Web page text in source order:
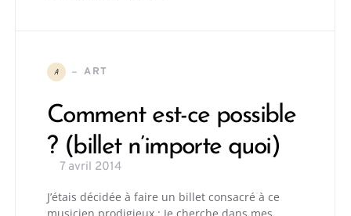
A ART
Comment est-ce possible
? (billet n’importe quoi)
7 avril 2014
J’étais décidée à faire un billet consacré à ce